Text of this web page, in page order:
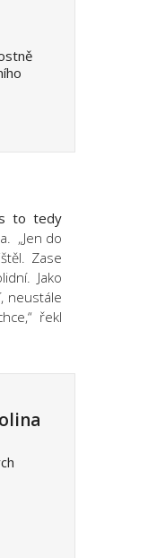
to tedy
„Jen do
Zase
Jako
neustále
řekl